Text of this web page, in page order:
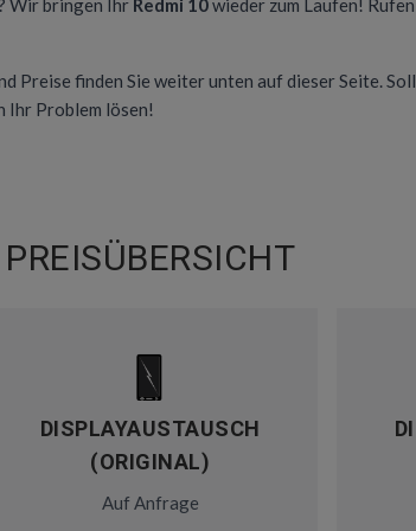
Wir bringen Ihr Redmi 10wieder zum Laufen!
Preise finden Sie weiter unten auf dieser Seite.
Ihr Problem lösen!
PREISÜBERSICHT
DISPLAYAUSTAUSCH
(ORIGINAL)
Auf Anfrage